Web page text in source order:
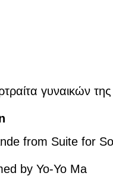
γυναικών της
from Suite for
by Yo-Yo Ma